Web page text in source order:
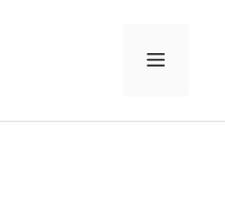
Меню